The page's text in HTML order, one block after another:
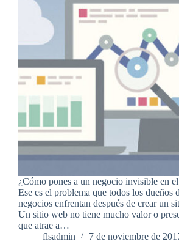
¿Cómo pones a un negocio invisible en
Ese es el problema que todos los dueños
negocios enfrentan después de crear un
Un sitio web no tiene mucho valor o
que atrae a…
flsadmin
7 de noviembre de